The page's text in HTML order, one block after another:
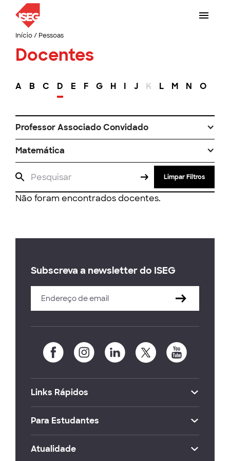
Início/ Pessoas
Docentes
A B C D E F G H I J K L M N O
Professor Associado Convidado
Matemática
Limpar Filtros
Não foram encontrados docentes.
Subscreva a newsletter do ISEG
Links Rápidos
Para Estudantes
Atualidade